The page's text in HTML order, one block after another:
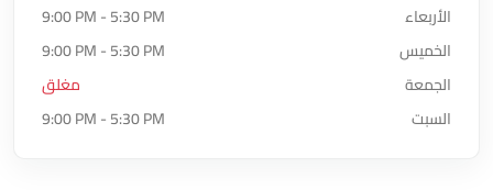
الأربعاء
9:00 PM - 5:30 PM
الخميس
9:00 PM - 5:30 PM
الجمعة
مغلق
السبت
9:00 PM - 5:30 PM